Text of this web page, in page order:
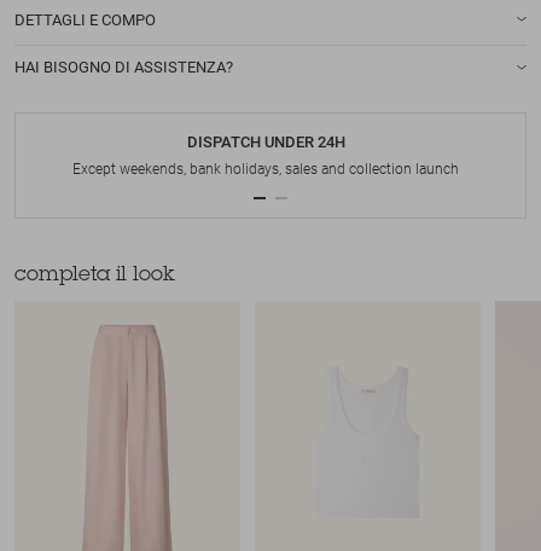
DETTAGLI E COMPO
HAI BISOGNO DI ASSISTENZA?
DISPATCH UNDER 24H
Except weekends, bank holidays, sales and collection launch
completa il look